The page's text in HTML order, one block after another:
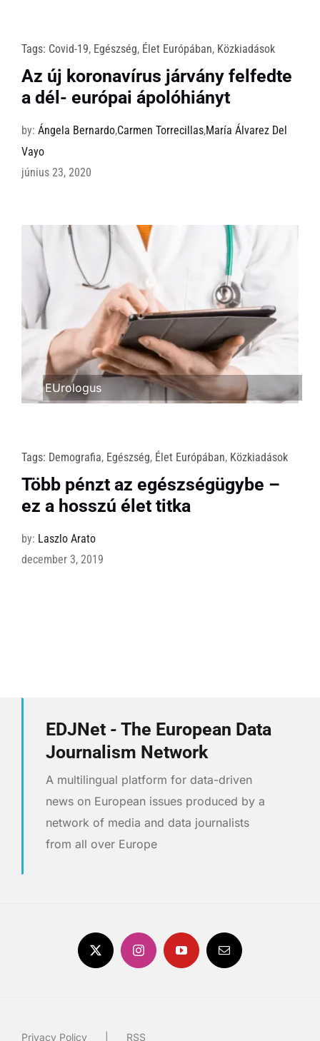
Tags: Covid-19, Egészség, Élet Európában, Közkiadások
Az új koronavírus járvány felfedte
a dél- európai ápolóhiányt
by: Ángela Bernardo,Carmen Torrecillas,María Álvarez Del
Vayo
június 23, 2020
EUrologus
Tags: Demografia, Egészség, Élet Európában, Közkiadások
Több pénzt az egészségügybe –
ez a hosszú élet titka
by: Laszlo Arato
december 3, 2019
EDJNet - The European Data
Journalism Network
A multilingual platform for data-driven
news on European issues produced by a
network of media and data journalists
from all over Europe
Privacy Policy RSS